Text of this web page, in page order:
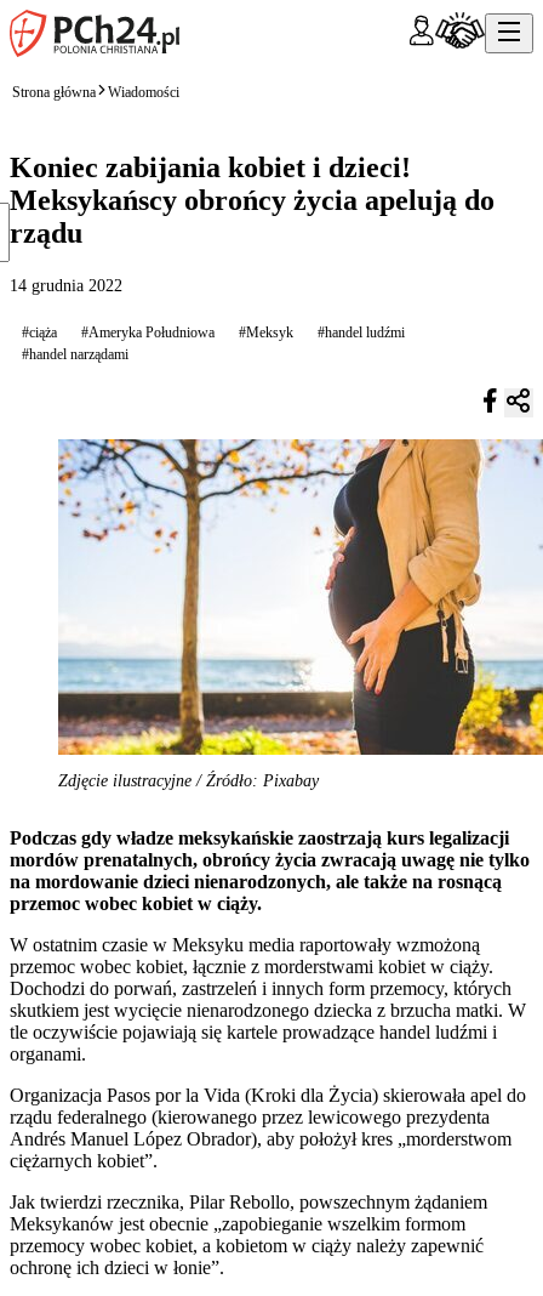
Strona główna Wiadomości
Koniec zabijania kobiet i dzieci!
Meksykańscy obrońcy życia apelują do
rządu
14 grudnia 2022
#ciąża #Ameryka Południowa #Meksyk
#handel ludźmi
#handel narządami
Zdjęcie ilustracyjne / Źródło: Pixabay
Podczas gdy władze meksykańskie zaostrzają kurs legalizacji
mordów prenatalnych, obrońcy życia zwracają uwagę nie tylko
na mordowanie dzieci nienarodzonych, ale także na rosnącą
przemoc wobec kobiet w ciąży.
W ostatnim czasie w Meksyku media raportowały wzmożoną
przemoc wobec kobiet, łącznie z morderstwami kobiet w ciąży.
Dochodzi do porwań, zastrzeleń i innych form przemocy, których
skutkiem jest wycięcie nienarodzonego dziecka z brzucha matki. W
tle oczywiście pojawiają się kartele prowadzące handel ludźmi i
organami.
Organizacja Pasos por la Vida (Kroki dla Życia) skierowała apel do
rządu federalnego (kierowanego przez lewicowego prezydenta
Andrés Manuel López Obrador), aby położył kres „morderstwom
ciężarnych kobiet”.
Jak twierdzi rzecznika, Pilar Rebollo, powszechnym żądaniem
Meksykanów jest obecnie „zapobieganie wszelkim formom
przemocy wobec kobiet, a kobietom w ciąży należy zapewnić
ochronę ich dzieci w łonie”.